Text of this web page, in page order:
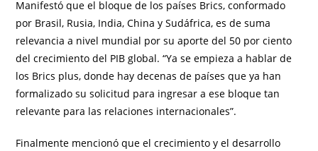
Manifestó que el bloque de los países Brics, conformado
por Brasil, Rusia, India, China y Sudáfrica, es de suma
relevancia a nivel mundial por su aporte del 50 por ciento
del crecimiento del PIB global. “Ya se empieza a hablar de
los Brics plus, donde hay decenas de países que ya han
formalizado su solicitud para ingresar a ese bloque tan
relevante para las relaciones internacionales”.
Finalmente mencionó que el crecimiento y el desarrollo